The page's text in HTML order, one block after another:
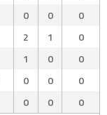
0 0
0
2 1
0
1 0
0
0 0
0
0 0
0